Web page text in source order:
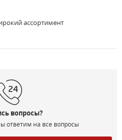
ассортимент
вопросы?
ответим на все вопросы